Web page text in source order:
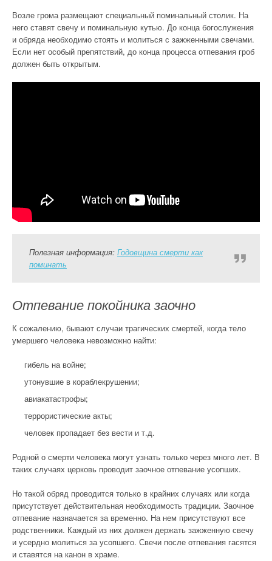
Возле грома размещают специальный поминальный столик. На
него ставят свечу и поминальную кутью. До конца богослужения
и обряда необходимо стоять и молиться с зажженными свечами.
Если нет особый препятствий, до конца процесса отпевания гроб
должен быть открытым.
Полезная информация: Годовщина смерти как
поминать
Отпевание покойника заочно
К сожалению, бывают случаи трагических смертей, когда тело
умершего человека невозможно найти:
гибель на войне;
утонувшие в кораблекрушении;
авиакатастрофы;
террористические акты;
человек пропадает без вести и т.д.
Родной о смерти человека могут узнать только через много лет. В
таких случаях церковь проводит заочное отпевание усопших.
Но такой обряд проводится только в крайних случаях или когда
присутствует действительная необходимость традиции. Заочное
отпевание назначается за временно. На нем присутствуют все
родственники. Каждый из них должен держать зажженную свечу
и усердно молиться за усопшего. Свечи после отпевания гасятся
и ставятся на канон в храме.